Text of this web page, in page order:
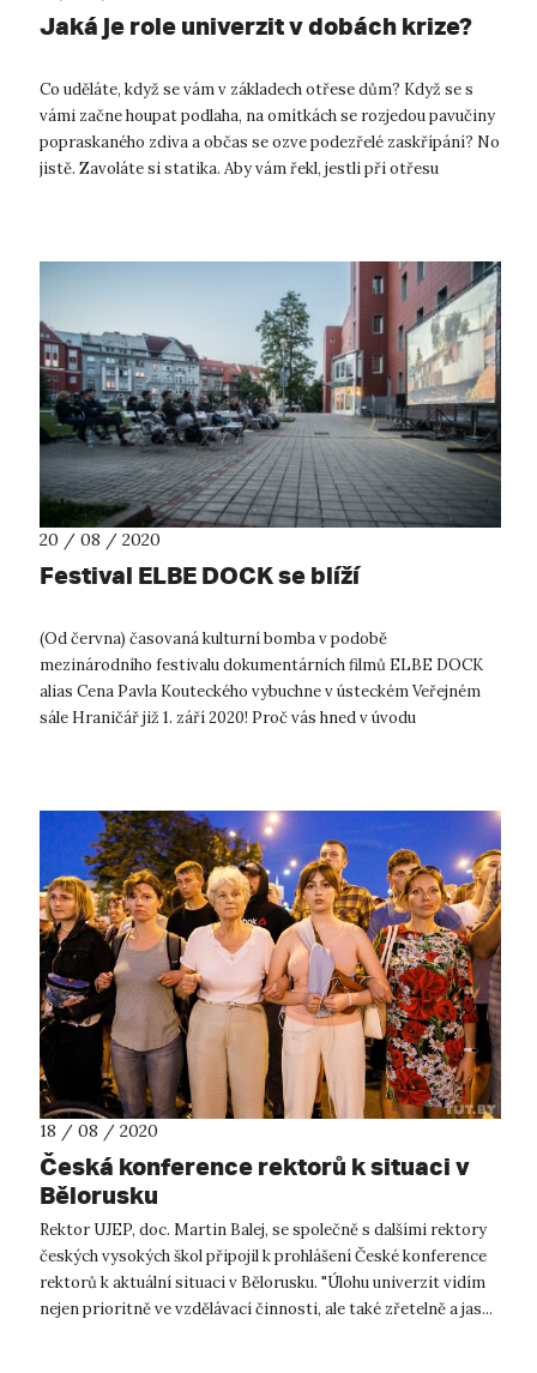
Jaká je role univerzit v dobách krize?
Co uděláte, když se vám v základech otřese dům? Když se s
vámi začne houpat podlaha, na omítkách se rozjedou pavučiny
popraskaného zdiva a občas se ozve podezřelé zaskřípání? No
jistě. Zavoláte si statika. Aby vám řekl, jestli při otřesu
20 / 08 / 2020
Festival ELBE DOCK se blíží
(Od června) časovaná kulturní bomba v podobě
mezinárodního festivalu dokumentárních filmů ELBE DOCK
alias Cena Pavla Kouteckého vybuchne v ústeckém Veřejném
sále Hraničář již 1. září 2020! Proč vás hned v úvodu
18 / 08 / 2020
Česká konference rektorů k situaci v
Bělorusku
Rektor UJEP, doc. Martin Balej, se společně s dalšími rektory
českých vysokých škol připojil k prohlášení České konference
rektorů k aktuální situaci v Bělorusku. "Úlohu univerzit vidím
nejen prioritně ve vzdělávací činnosti, ale také zřetelně a jas...